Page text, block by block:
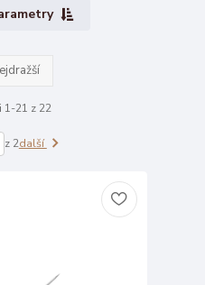
1-21 z 22
z 2další